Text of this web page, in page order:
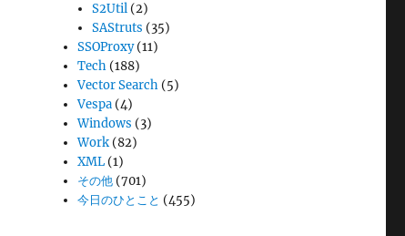
S2Util (2)
SAStruts (35)
SSOProxy(11)
Tech (188)
Vector Search (5)
Vespa (4)
Windows (3)
Work (82)
XML (1)
その他 (701)
今日のひとこと (455)